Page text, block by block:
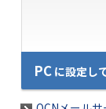
PCに設定し